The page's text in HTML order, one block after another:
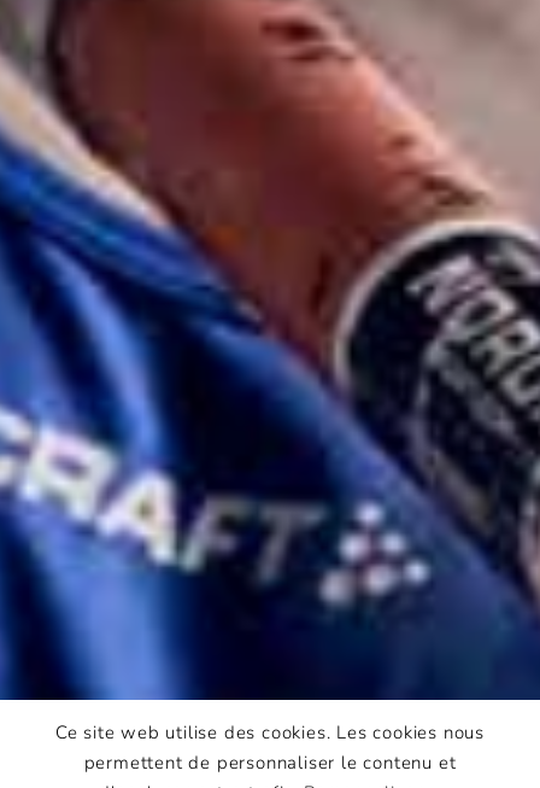
Ce site web utilise des cookies. Les cookies nous
permettent de personnaliser le contenu et